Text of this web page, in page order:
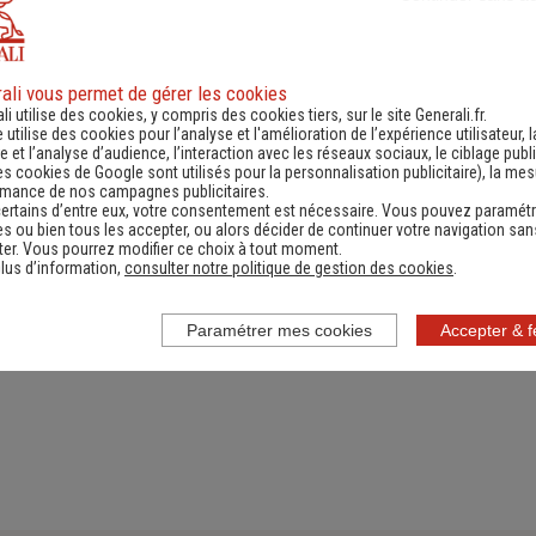
d'information
une actualité,
réglementation...)
Contacter un
(Obtenir un devis,
information, faire un
vous permet de gérer les cookies
utilise des cookies, y compris des cookies tiers, sur le site Generali.fr.
utilise des cookies pour l’analyse et l'amélioration de l’expérience utilisateur,
et l’analyse d’audience, l’interaction avec les réseaux sociaux, le ciblage
cookies de Google sont utilisés pour la personnalisation publicitaire), la
de nos campagnes publicitaires.
d’entre eux, votre consentement est nécessaire. Vous pouvez
ou bien tous les accepter, ou alors décider de continuer votre navigation
Vous pourrez modifier ce choix à tout moment.
d’information, consulter notre politique de gestion des cookies
Accepter &
Paramétrer mes cookies